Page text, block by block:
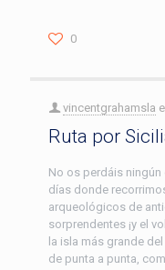
0
vincentgrahamsla
Ruta por
No os perdáis ningún
días donde
arqueológicos de
sorprendentes ¡y el
la isla más grande
de punta a punta,